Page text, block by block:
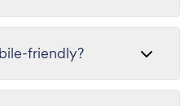
friendly?